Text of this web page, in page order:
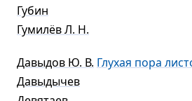
Губин
Гумилёв Л. Н.
Давыдов Ю. В. Глухая пора
Давыдычев